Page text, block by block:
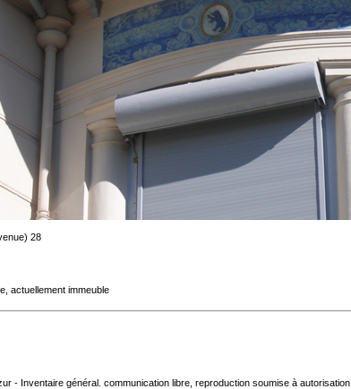
28
actuellement immeuble
- Inventaire général. communication libre, reproduction soumise à autorisation